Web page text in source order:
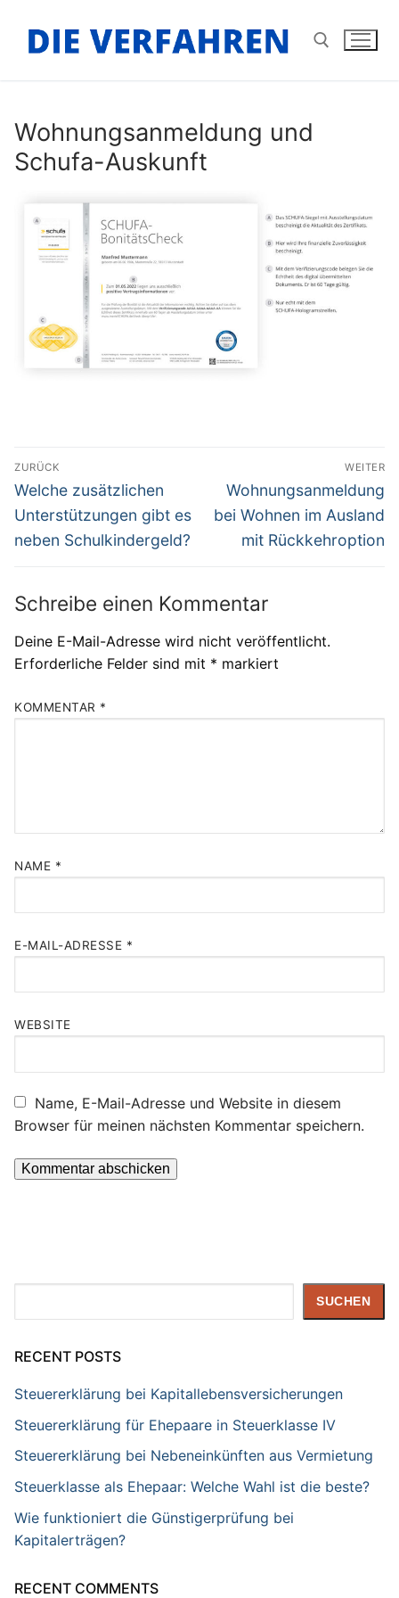
Inhalt
springen
Wohnungsanmeldung und
Schufa-Auskunft
Beitragsnavigation
ZURÜCK
Vorheriger
Beitrag:
Welche zusätzlichen
Unterstützungen gibt es
neben Schulkindergeld?
WEITER
Nächster
Beitrag:
Wohnungsanmeldung
bei Wohnen im Ausland
mit Rückkehroption
Schreibe einen Kommentar
Deine E-Mail-Adresse wird nicht veröffentlicht.
Erforderliche Felder sind mit * markiert
KOMMENTAR *
NAME *
E-MAIL-ADRESSE *
WEBSITE
Name, E-Mail-Adresse und Website in diesem
Browser für meinen nächsten Kommentar speichern.
SUCHEN
RECENT POSTS
Steuererklärung bei Kapitallebensversicherungen
Steuererklärung für Ehepaare in Steuerklasse IV
Steuererklärung bei Nebeneinkünften aus Vermietung
Steuerklasse als Ehepaar: Welche Wahl ist die beste?
Wie funktioniert die Günstigerprüfung bei
Kapitalerträgen?
RECENT COMMENTS